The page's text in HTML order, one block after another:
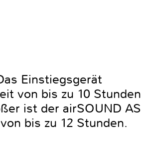
Einstiegsgerät
von bis zu 10 Stunden
ist der airSOUND AS
bis zu 12 Stunden.